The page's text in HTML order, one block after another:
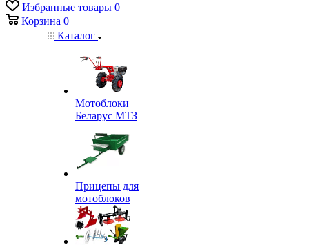
Избранные товары 0
Корзина 0
Каталог
Мотоблоки
Беларус МТЗ
Прицепы для
мотоблоков